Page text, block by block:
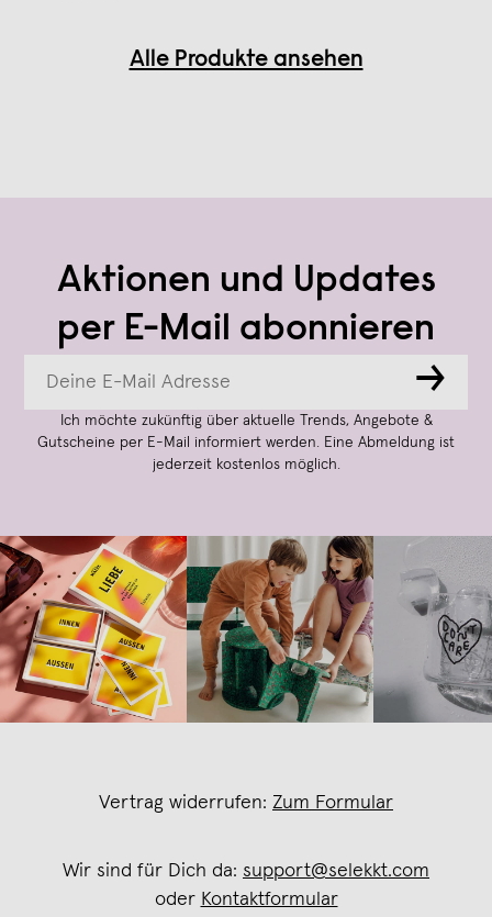
Alle Produkte ansehen
Aktionen und Updates
per E-Mail abonnieren
→
Ich möchte zukünftig über aktuelle Trends, Angebote &
Gutscheine per E-Mail informiert werden. Eine Abmeldung ist
jederzeit kostenlos möglich.
Vertrag widerrufen: Zum Formular
Wir sind für Dich da: support@selekkt.com
oder Kontaktformular